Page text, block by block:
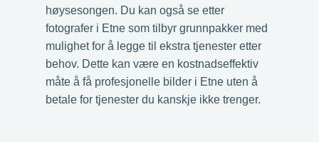
høysesongen. Du kan også se etter
fotografer i Etne som tilbyr grunnpakker med
mulighet for å legge til ekstra tjenester etter
behov. Dette kan være en kostnadseffektiv
måte å få profesjonelle bilder i Etne uten å
betale for tjenester du kanskje ikke trenger.